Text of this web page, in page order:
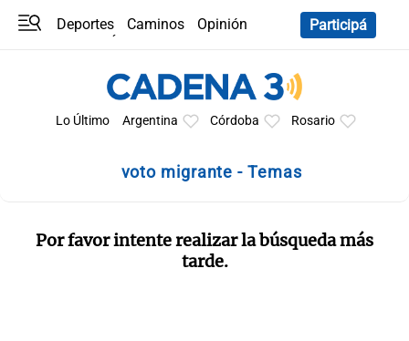
Deportes Caminos
Opinión
Participá
Lo Último Argentina Córdoba Rosario
voto migrante - Temas
Por favor intente realizar la búsqueda más
tarde.